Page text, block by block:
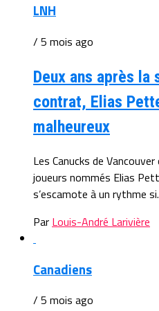
LNH
/ 5 mois ago
Deux ans après la
contrat, Elias
malheureux
Les Canucks de
joueurs nommés Elias
s’escamote à un rythme
Par Louis-André Larivière
Canadiens
/ 5 mois ago